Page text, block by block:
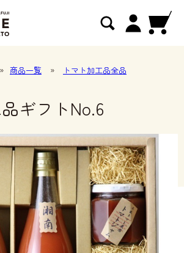
» 商品一覧 » トマト加工品全品
ギフトNo.6